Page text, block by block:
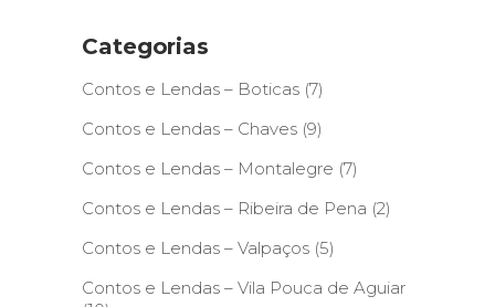
Categorias
Contos e Lendas – Boticas (7)
Contos e Lendas – Chaves (9)
Contos e Lendas – Montalegre (7)
Contos e Lendas – Ribeira de Pena (2)
Contos e Lendas – Valpaços (5)
Contos e Lendas – Vila Pouca de Aguiar